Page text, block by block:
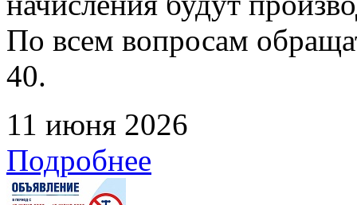
По всем вопросам
40.
11 июня 2026
Подробнее